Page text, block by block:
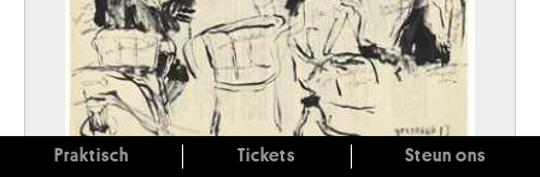
Praktisch Tickets Steun ons